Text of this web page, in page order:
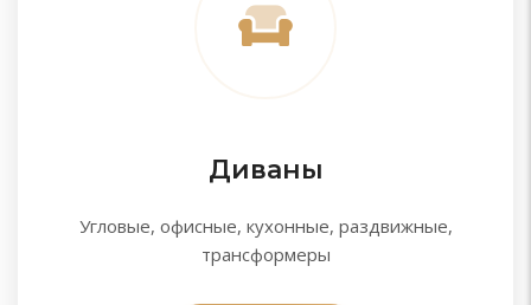
Диваны
Угловые, офисные, кухонные, раздвижные,
трансформеры